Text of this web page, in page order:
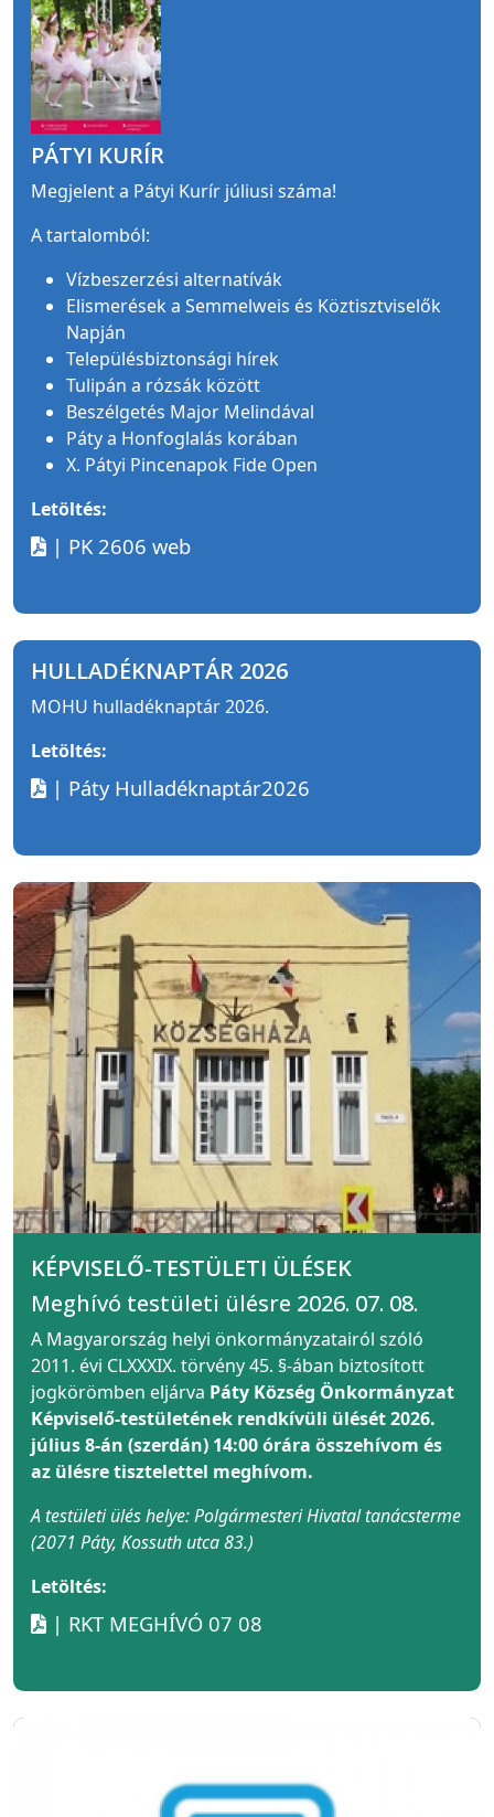
PÁTYI KURÍR
Megjelent a Pátyi Kurír júliusi száma!
A tartalomból:
Vízbeszerzési alternatívák
Elismerések a Semmelweis és Köztisztviselők
Napján
Településbiztonsági hírek
Tulipán a rózsák között
Beszélgetés Major Melindával
Páty a Honfoglalás korában
X. Pátyi Pincenapok Fide Open
Letöltés:
| PK 2606 web
HULLADÉKNAPTÁR 2026
MOHU hulladéknaptár 2026.
Letöltés:
| Páty Hulladéknaptár2026
KÉPVISELŐ-TESTÜLETI ÜLÉSEK
Meghívó testületi ülésre 2026. 07. 08.
A Magyarország helyi önkormányzatairól szóló
2011. évi CLXXXIX. törvény 45. §-ában biztosított
jogkörömben eljárva Páty Község Önkormányzat
Képviselő-testületének rendkívüli ülését 2026.
július 8-án (szerdán) 14:00 órára összehívom és
az ülésre tisztelettel meghívom.
A testületi ülés helye: Polgármesteri Hivatal tanácsterme
(2071 Páty, Kossuth utca 83.)
Letöltés:
| RKT MEGHÍVÓ 07 08